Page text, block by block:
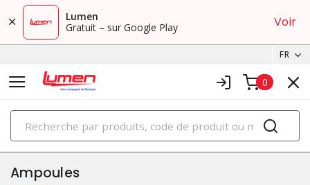
Lumen
Gratuit – sur Google Play
Voir
FR
0
PRODUITS
éclairage
Ampoules